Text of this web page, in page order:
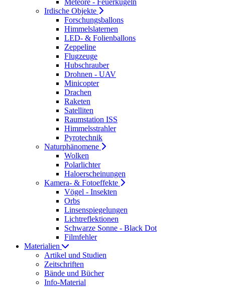
Meteore - Feuerkugeln
Irdische Objekte
Forschungsballons
Himmelslaternen
LED- & Folienballons
Zeppeline
Flugzeuge
Hubschrauber
Drohnen - UAV
Minicopter
Drachen
Raketen
Satelliten
Raumstation ISS
Himmelsstrahler
Pyrotechnik
Naturphänomene
Wolken
Polarlichter
Haloerscheinungen
Kamera- & Fotoeffekte
Vögel - Insekten
Orbs
Linsenspiegelungen
Lichtreflektionen
Schwarze Sonne - Black Dot
Filmfehler
Materialien
Artikel und Studien
Zeitschriften
Bände und Bücher
Info-Material